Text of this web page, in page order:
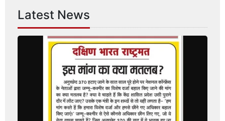
Latest News